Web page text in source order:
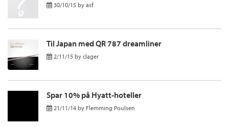
30/10/15 by asf
Til Japan med QR 787 dreamliner
2/11/15 by clager
Spar 10% på Hyatt-hoteller
21/11/14 by Flemming Poulsen